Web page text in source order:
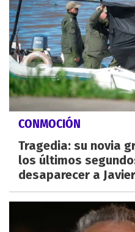
CONMOCIÓN
Tragedia: su novia
los últimos
desaparecer a